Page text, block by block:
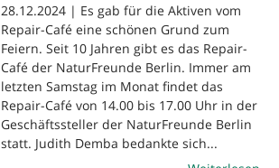
28.12.2024 | Es gab für die Aktiven vom
Repair-Café eine schönen Grund zum
Feiern. Seit 10 Jahren gibt es das Repair-
Café der NaturFreunde Berlin. Immer am
letzten Samstag im Monat findet das
Repair-Café von 14.00 bis 17.00 Uhr in der
Geschäftssteller der NaturFreunde Berlin
statt. Judith Demba bedankte sich...